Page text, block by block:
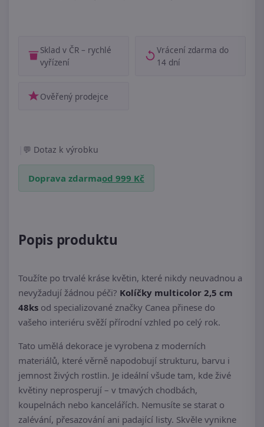
Sklad v ČR – rychlé
vyřízení
Vrácení zdarma do
14 dní
Ověřený prodejce
Dotaz k výrobku
Doprava zdarmaod 999 Kč
Popis produktu
Toužíte po trvalé kráse květin, které nikdy neuvadnou a
nevyžadují žádnou péči? Kolíčky multicolor 2,5 cm
48ks od specializované značky Canea přinese do
vašeho interiéru svěží přírodní vzhled po celý rok.
Tato umělá dekorace je vyrobena z moderních
materiálů, které věrně napodobují strukturu, barvu i
jemnost živých rostlin. Je ideální všude tam, kde živé
květiny neprosperují – v tmavých chodbách,
koupelnách nebo kancelářích. Nemusíte se starat o
zalévání, přesazování ani padající listy. Skvěle vynikne